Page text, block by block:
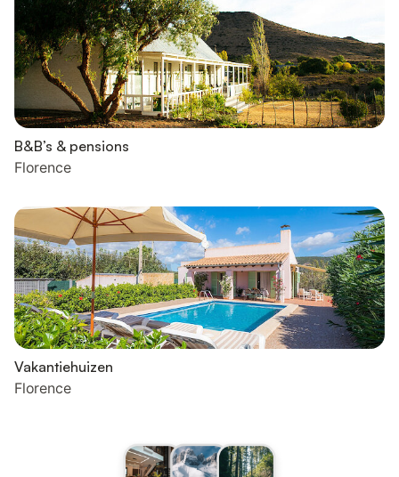
B&B’s & pensions
Florence
Vakantiehuizen
Florence